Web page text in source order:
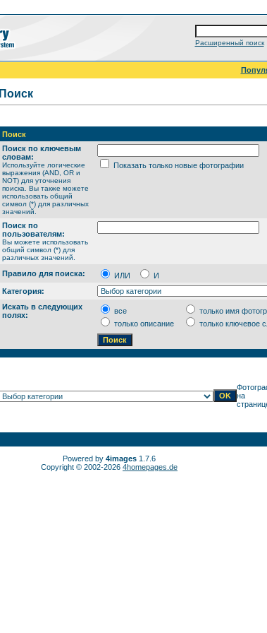
Расширенный поиск
Поиск
Поиск
Поиск по ключевым
словам:
Используйте логические
выражения (AND, OR и
NOT) для уточнения
поиска. Вы также можете
использовать общий
символ (*) для различных
значений.
Показать только новые фотографии
Поиск по
пользователям:
Вы можете использовать
общий символ (*) для
различных значений.
Правило для поиска: ИЛИ
И
Категория:
Искать в следующих
полях:
все
только имя
только описание
только ключевое
на
Powered by 4images 1.7.6
Copyright © 2002-2026 4homepages.de